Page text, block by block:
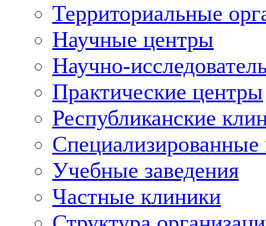
Территориальные
Научные центры
Научно-
Практические центры
Республиканские
Учебные заведения
Частные клиники